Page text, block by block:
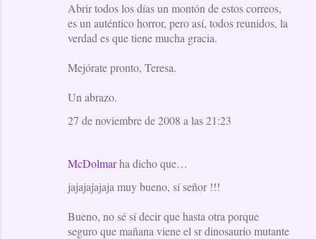
Abrir todos los días un montón de estos correos,
es un auténtico horror, pero así, todos reunidos, la
verdad es que tiene mucha gracia.
Mejórate pronto, Teresa.
Un abrazo.
27 de noviembre de 2008 a las 21:23
McDolmarha dicho que…
jajajajajaja muy bueno, sí señor !!!
Bueno, no sé sí decir que hasta otra porque
seguro que mañana viene el sr dinosaurio mutante